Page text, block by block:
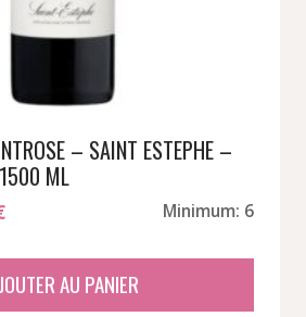
– SAINT ESTEPHE –
ML
Le
est :
Minimum: 6
AU PANIER